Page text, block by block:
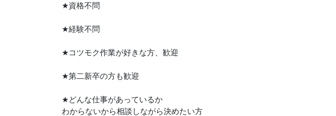
★資格不問
★経験不問
★コツモク作業が好きな方、歓迎
★第二新卒の方も歓迎
★どんな仕事があっているか
わからないから相談しながら決めたい方